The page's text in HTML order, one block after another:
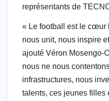
représentants de
« Le football est le cœur
nous unit, nous inspire
ajouté Véron Mosengo-
nous ne nous
infrastructures, nous
talents, ces jeunes filles